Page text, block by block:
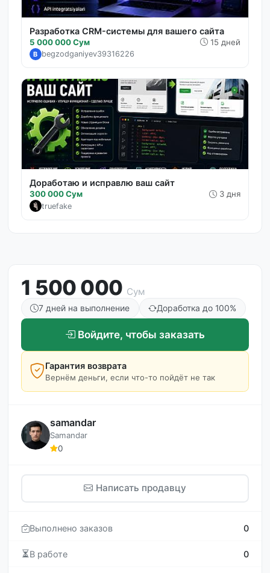
Разработка CRM-системы для вашего сайта
5 000 000 Сум 15 дней
B begzodganiyev39316226
Доработаю и исправлю ваш сайт
300 000 Сум 3 дня
truefake
1 500 000 Сум
7 дней на выполнение Доработка до 100%
Войдите, чтобы заказать
Гарантия возврата
Вернём деньги, если что-то пойдёт не так
samandar
Samandar
0
Написать продавцу
Выполнено заказов 0
В работе 0